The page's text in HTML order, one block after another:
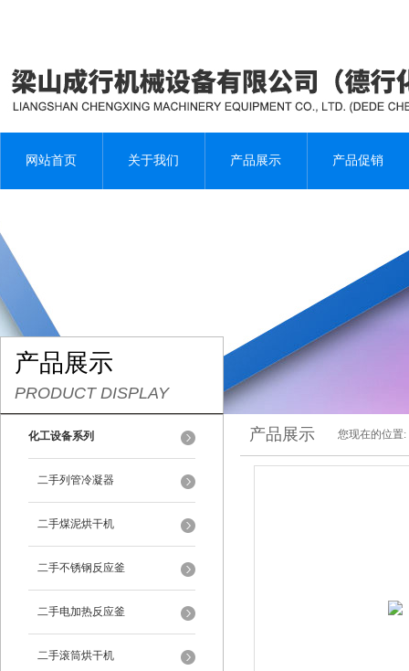
网站首页 关于我们 产品展示 产品促销
产品展示
PRODUCT DISPLAY
化工设备系列
二手列管冷凝器
二手煤泥烘干机
二手不锈钢反应釜
二手电加热反应釜
二手滚筒烘干机
产品展示 您现在的位置: